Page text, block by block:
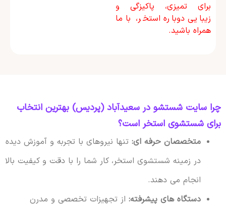
برای تمیزی، پاکیزگی و
زیبایی دوباره استخر، با ما
همراه باشید.
چرا سایت شستشو در سعیدآباد (پردیس) بهترین انتخاب
برای شستشوی استخر است؟
متخصصان حرفه ای:تنها نیروهای با تجربه و آموزش دیده
در زمینه شستشوی استخر، کار شما را با دقت و کیفیت بالا
انجام می دهند.
دستگاه های پیشرفته:از تجهیزات تخصصی و مدرن